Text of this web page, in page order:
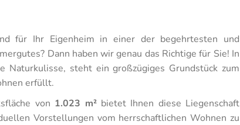
für Ihr Eigenheim in einer der begehrtesten und
Dann haben wir genau das Richtige für Sie! In
Naturkulisse, steht ein großzügiges Grundstück zum
erfüllt.
von 1.023 m²bietet Ihnen diese Liegenschaft
Vorstellungen vom herrschaftlichen Wohnen zu